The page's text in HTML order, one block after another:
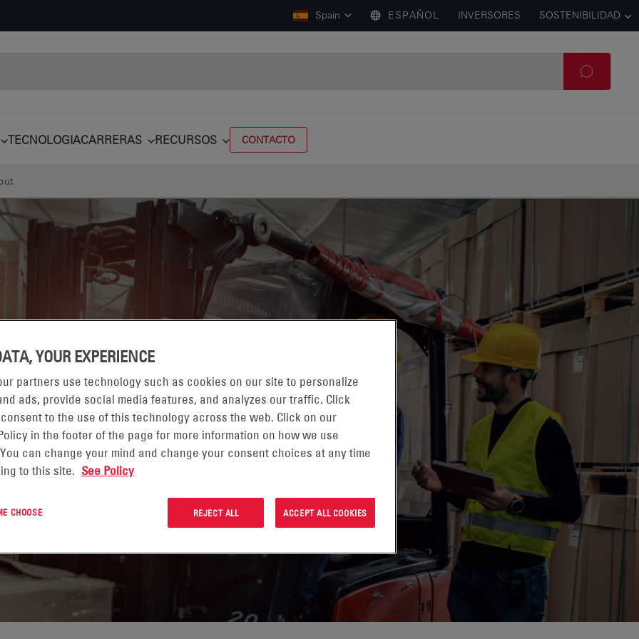
Spain ESPAÑOL INVERSORES SOSTENIBILIDAD
TECNOLOGIACARRERAS RECURSOS CONTACTO
respoder a sus
datos reales de los
aplicación de sus
YOUR EXPERIENCE
partners use technology such as cookies on our site to personalize
ads, provide social media features, and analyzes our traffic. Click
to the use of this technology across the web. Click on our
in the footer of the page for more information on how we use
can change your mind and change your consent choices at any time
to this site. See Policy
CHOOSE REJECT ALL ACCEPT ALL COOKIES